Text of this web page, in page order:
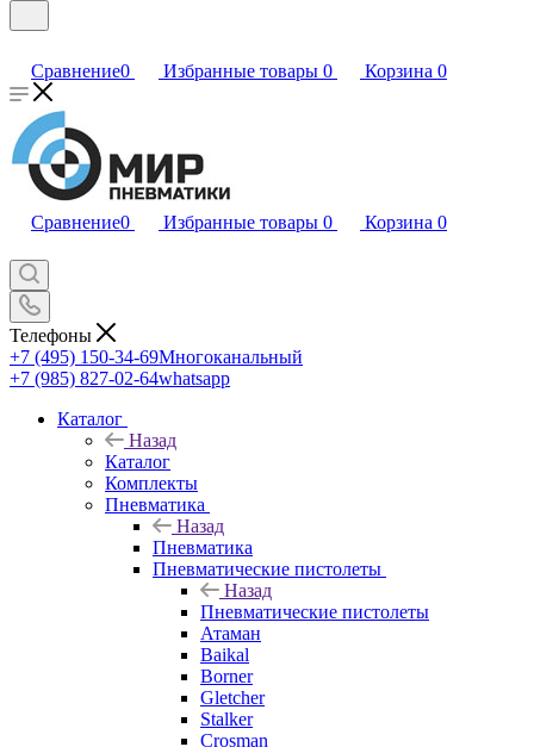
Сравнение0 Избранные товары 0 Корзина 0
Сравнение0 Избранные товары 0 Корзина 0
Телефоны
+7 (495) 150-34-69Многоканальный
+7 (985) 827-02-64whatsapp
Каталог
Назад
Каталог
Комплекты
Пневматика
Назад
Пневматика
Пневматические пистолеты
Назад
Пневматические пистолеты
Атаман
Baikal
Borner
Gletcher
Stalker
Crosman